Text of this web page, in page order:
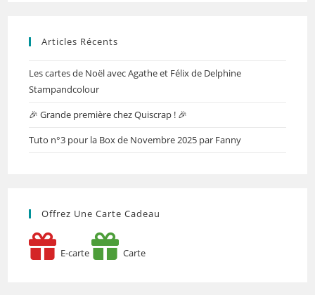
Articles Récents
Les cartes de Noël avec Agathe et Félix de Delphine
Stampandcolour
🎉 Grande première chez Quiscrap ! 🎉
Tuto n°3 pour la Box de Novembre 2025 par Fanny
Offrez Une Carte Cadeau
E-carte Carte